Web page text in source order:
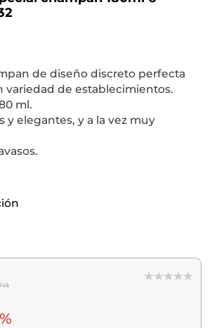
de diseño discreto perfecta
variedad de establecimientos.
ml.
y elegantes, y a la vez muy